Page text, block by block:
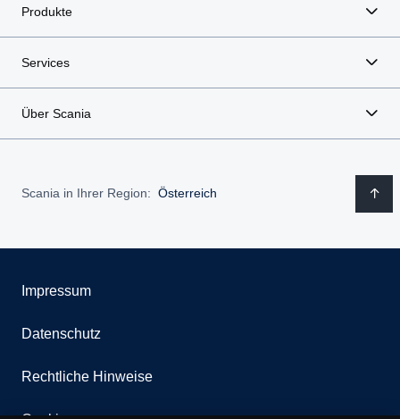
Produkte
Services
Über Scania
Scania in Ihrer Region: Österreich
Impressum
Datenschutz
Rechtliche Hinweise